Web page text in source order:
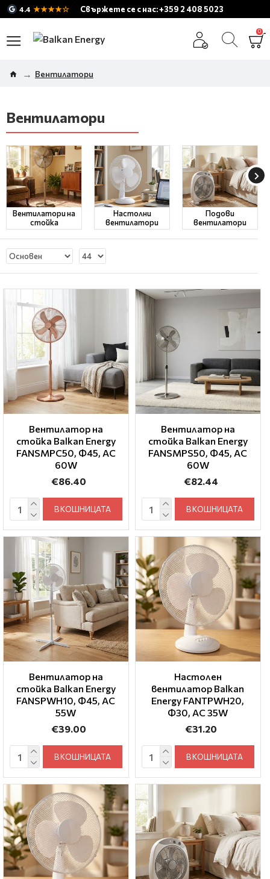
4.4 ★★★★☆ Свържете се с нас: +359 2 408 5023
0
Вентилатори
Вентилатори
Вентилатори на
стойка
Настолни
вентилатори
Подови
вентилатори
Вентилатор на
стойка Balkan Energy
FANSMPC50, Ф45, AC
60W
€86.40
В КОШНИЦАТА
Вентилатор на
стойка Balkan Energy
FANSMPS50, Ф45, AC
60W
€82.44
В КОШНИЦАТА
Вентилатор на
стойка Balkan Energy
FANSPWH10, Ф45, AC
55W
€39.00
В КОШНИЦАТА
Настолен
вентилатор Balkan
Energy FANTPWH20,
Ф30, AC 35W
€31.20
В КОШНИЦАТА